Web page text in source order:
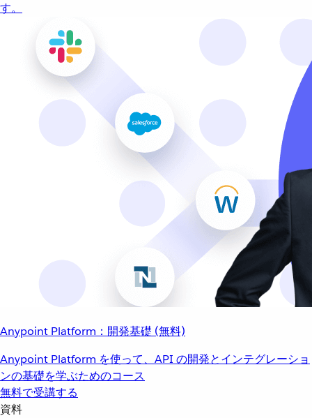
す。
Anypoint Platform：開発基礎 (無料)
Anypoint Platform を使って、API の開発とインテグレーショ
ンの基礎を学ぶためのコース
無料で受講する
資料